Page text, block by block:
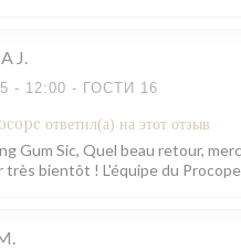
J
- 12:00 - ГОСТИ 16
ответил(а) на этот отзыв
Gum Sic, Quel beau retour,
très bientôt ! L'équipe du Procope